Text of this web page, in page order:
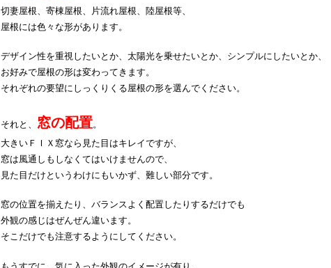
切妻屋根、寄棟屋根、片流れ屋根、陸屋根等、
屋根には色々な形があります。
デザイン性を重視したいとか、太陽光を乗せたいとか、シンプルにしたいとか、
お好みで屋根の形は変わってきます。
それぞれの要望にしっくりくる屋根の形を選んでください。
それと、 窓の配置。
大きいＦＩＸ窓なら見た目はキレイですが、
窓は風通しもしなくてはいけませんので、
見た目だけというわけにもいかず、難しい部分です。
窓の位置を揃えたり、バランスよく配置したりするだけでも
外観の感じはぜんぜん違います。
そこだけでも注意するようにしてください。
もうすでに、気に入った外観のイメージが有り、